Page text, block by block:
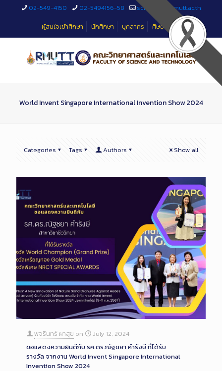
02-549-4150 02-5494156-58
sciteched@rmutt.ac.th
ผู้สนใจเข้าศึกษา
นักศึกษา บุคลากร ศิษย์เก่า
World Invent Singapore International Invention Show 2024
Categories Tags Authors Show all
พจรินทร์ ผาสุข on
July 12, 2024
ขอแสดงความยินดีกับ รศ.ดร.ณัฐชยา คำรังษี ที่ได้รับ
รางวัล จากงาน World Invent Singapore International
Invention Show 2024